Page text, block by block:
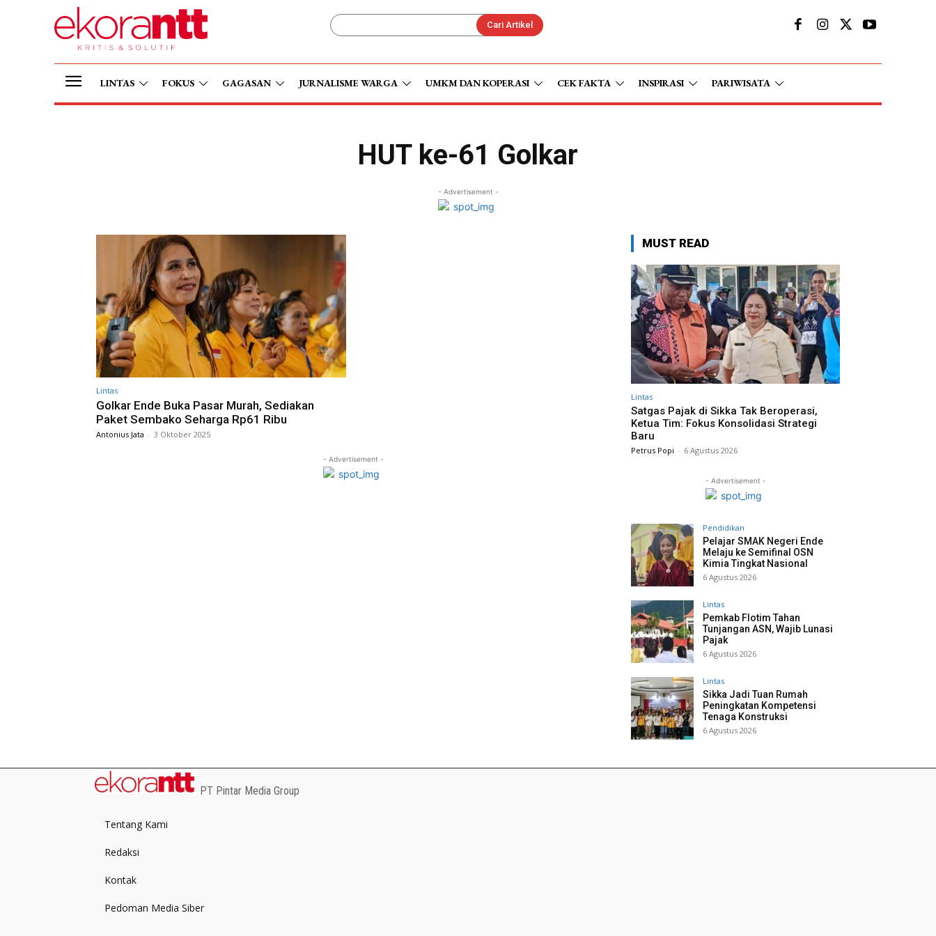
Cari Artikel
LINTAS FOKUS GAGASAN JURNALISME WARGA UMKM DAN KOPERASI CEK FAKTA INSPIRASI PARIWISATA
HUT ke-61 Golkar
- Advertisement -
Lintas
Golkar Ende Buka Pasar Murah, Sediakan
Paket Sembako Seharga Rp61 Ribu
Antonius Jata - 3 Oktober 2025
- Advertisement -
MUST READ
Lintas
Satgas Pajak di Sikka Tak Beroperasi,
Ketua Tim: Fokus Konsolidasi Strategi
Baru
Petrus Popi - 6 Agustus 2026
- Advertisement -
Pendidikan
Pelajar SMAK Negeri Ende
Melaju ke Semifinal OSN
Kimia Tingkat Nasional
6 Agustus 2026
Lintas
Pemkab Flotim Tahan
Tunjangan ASN, Wajib Lunasi
Pajak
6 Agustus 2026
Lintas
Sikka Jadi Tuan Rumah
Peningkatan Kompetensi
Tenaga Konstruksi
6 Agustus 2026
PT Pintar Media Group
Tentang Kami
Redaksi
Kontak
Pedoman Media Siber